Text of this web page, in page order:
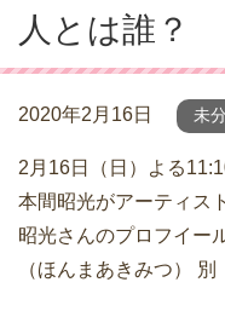
人とは誰？
2020年2月16日 未
2月16日（日）よる
本間昭光がアーティス
昭光さんのプロ
（ほんまあきみつ